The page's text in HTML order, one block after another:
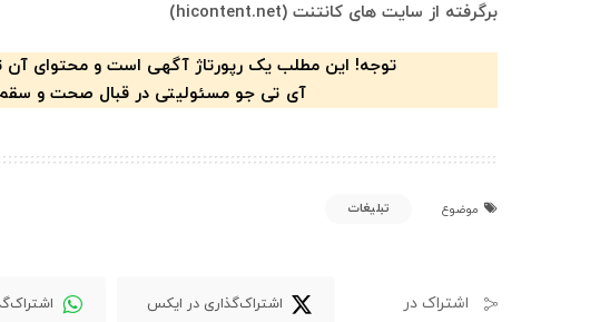
برگرفته از سایت های کانتنت (hicontent.net)
توجه! این مطلب یک رپورتاژ آگهی است و محتوای
آی تی جو مسئولیتی در قبال صحت و سقم
موضوع تبلیغات
اشتراک در اشتراک‌گذاری در ایکس